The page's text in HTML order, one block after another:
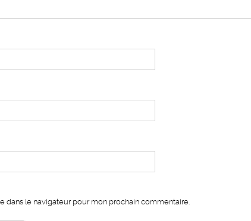
dans le navigateur pour mon prochain commentaire.